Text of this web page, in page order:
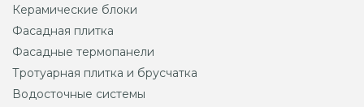
Керамические блоки
Фасадная плитка
Фасадные термопанели
Тротуарная плитка и брусчатка
Водосточные системы